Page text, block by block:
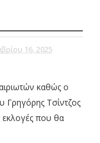
16, 2025
καθώς ο
Τσίντζος
εκλογές που θα